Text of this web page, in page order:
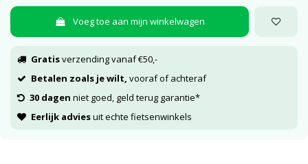
Voeg toe aan mijn winkelwagen
Gratisverzending vanaf €50,-
Betalen zoals je wilt, vooraf of achteraf
30 dagen niet goed, geld terug garantie*
Eerlijk adviesuit echte fietsenwinkels